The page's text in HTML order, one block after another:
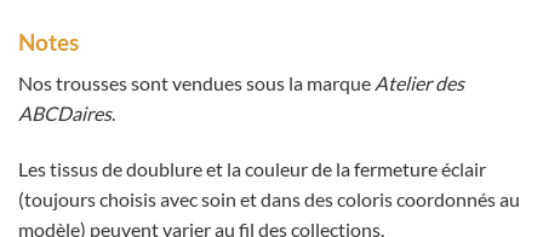
Notes
Nos trousses sont vendues sous la marque Atelier des
ABCDaires.
Les tissus de doublure et la couleur de la fermeture éclair
(toujours choisis avec soin et dans des coloris coordonnés au
modèle) peuvent varier au fil des collections.